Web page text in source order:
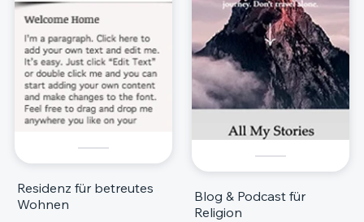
Residenz für betreutes
Wohnen
Blog & Podcast für
Religion